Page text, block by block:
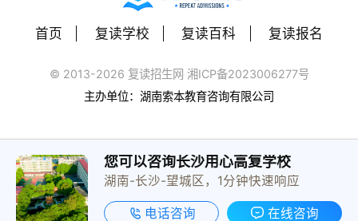
首页 复读学校 复读百科 复读报名
© 2013-2026 复读招生网 湘ICP备2023006277号
主办单位：湖南索本教育咨询有限公司
您可以咨询长沙用心高复学校
湖南-长沙-望城区，1分钟快速响应
电话咨询 在线咨询